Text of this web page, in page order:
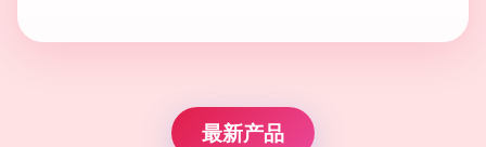
最新产品